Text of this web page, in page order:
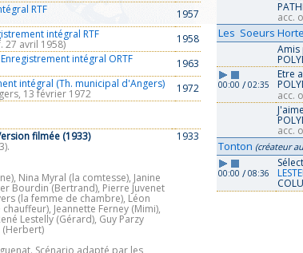
RTF
1957
intégral RTF
27 avril 1958)
1958
intégral ORTF
1963
intégral (Th. municipal d'Angers)
13 février 1972 1972
filmée (1933)
Nina Myral (la comtesse), Janine
Bourdin (Bertrand), Pierre Juvenet
(la femme de chambre), Léon
Jeannette Ferney (Mimi),
Lestelly (Gérard), Guy Parzy
(Herbert)
Scénario adapté par les
1933
acc.
Les Soeurs
00:00 /02:35
Etre
acc.
acc.
Tonton (créateur
00:00 /08:36